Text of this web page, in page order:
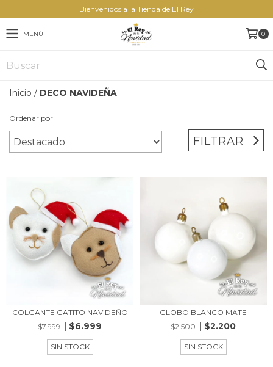
Bienvenidos a la Tienda de El Rey
MENÚ 0
Inicio / DECO NAVIDEÑA
Ordenar por
FILTRAR
COLGANTE GATITO NAVIDEÑO
$7.999
$6.999
SIN STOCK
GLOBO BLANCO MATE
$2.500
$2.200
SIN STOCK